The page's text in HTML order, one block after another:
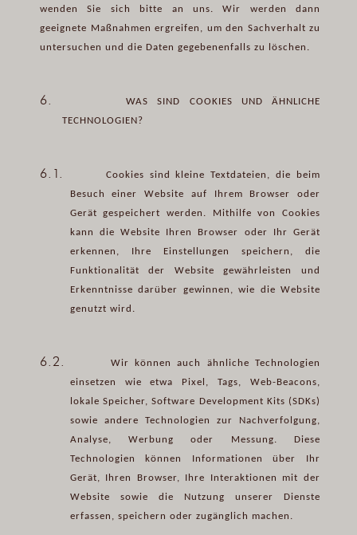
wenden Sie sich bitte an uns. Wir werden dann
geeignete Maßnahmen ergreifen, um den Sachverhalt zu
untersuchen und die Daten gegebenenfalls zu löschen.
6.
WAS SIND COOKIES UND ÄHNLICHE
TECHNOLOGIEN?
6.1.
Cookies sind kleine Textdateien, die beim
Besuch einer Website auf Ihrem Browser oder
Gerät gespeichert werden. Mithilfe von Cookies
kann die Website Ihren Browser oder Ihr Gerät
erkennen, Ihre Einstellungen speichern, die
Funktionalität der Website gewährleisten und
Erkenntnisse darüber gewinnen, wie die Website
genutzt wird.
6.2.
Wir können auch ähnliche Technologien
einsetzen wie etwa Pixel, Tags, Web-Beacons,
lokale Speicher, Software Development Kits (SDKs)
sowie andere Technologien zur Nachverfolgung,
Analyse, Werbung oder Messung. Diese
Technologien können Informationen über Ihr
Gerät, Ihren Browser, Ihre Interaktionen mit der
Website sowie die Nutzung unserer Dienste
erfassen, speichern oder zugänglich machen.